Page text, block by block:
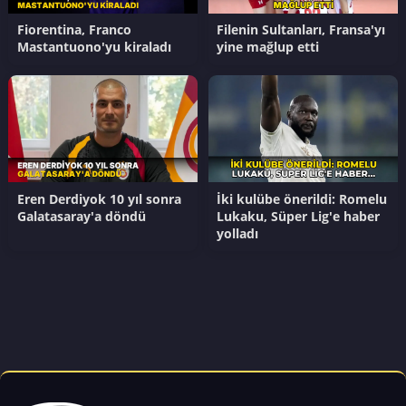
Fiorentina, Franco
Mastantuono'yu kiraladı
Filenin Sultanları, Fransa'yı
yine mağlup etti
Eren Derdiyok 10 yıl sonra
Galatasaray'a döndü
İki kulübe önerildi: Romelu
Lukaku, Süper Lig'e haber
yolladı